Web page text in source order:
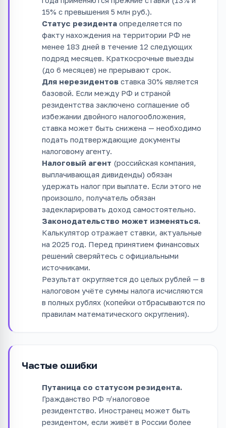
15% с превышения 5 млн руб.).
Статус резидента определяется по
факту нахождения на территории РФ не
менее 183 дней в течение 12 следующих
подряд месяцев. Краткосрочные выезды
(до 6 месяцев) не прерывают срок.
Для нерезидентов ставка 30% является
базовой. Если между РФ и страной
резидентства заключено соглашение об
избежании двойного налогообложения,
ставка может быть снижена — необходимо
подать подтверждающие документы
налоговому агенту.
Налоговый агент (российская компания,
выплачивающая дивиденды) обязан
удержать налог при выплате. Если этого не
произошло, получатель обязан
задекларировать доход самостоятельно.
Законодательство может изменяться.
Калькулятор отражает ставки, актуальные
на 2025 год. Перед принятием финансовых
решений сверяйтесь с официальными
источниками.
Результат округляется до целых рублей — в
налоговом учёте суммы налога исчисляются
в полных рублях (копейки отбрасываются по
правилам математического округления).
Частые ошибки
Путаница со статусом резидента.
Гражданство РФ ≠ налоговое
резидентство. Иностранец может быть
резидентом, если живёт в России более